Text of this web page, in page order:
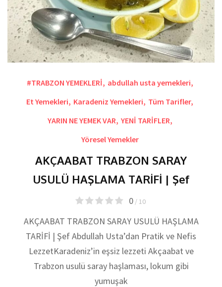
#TRABZON YEMEKLERİ, abdullah usta yemekleri,
Et Yemekleri, Karadeniz Yemekleri, Tüm Tarifler,
YARIN NE YEMEK VAR, YENİ TARİFLER,
Yöresel Yemekler
AKÇAABAT TRABZON SARAY
USULÜ HAŞLAMA TARİFİ | Şef
0/ 10
AKÇAABAT TRABZON SARAY USULÜ HAŞLAMA
TARİFİ | Şef Abdullah Usta’dan Pratik ve Nefis
LezzetKaradeniz’in eşsiz lezzeti Akçaabat ve
Trabzon usulü saray haşlaması, lokum gibi
yumuşak